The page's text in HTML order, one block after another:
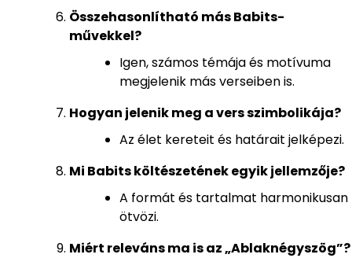
Összehasonlítható más Babits-
művekkel?
Igen, számos témája és motívuma
megjelenik más verseiben is.
Hogyan jelenik meg a vers szimbolikája?
Az élet kereteit és határait jelképezi.
Mi Babits költészetének egyik jellemzője?
A formát és tartalmat harmonikusan
ötvözi.
Miért releváns ma is az „Ablaknégyszög”?